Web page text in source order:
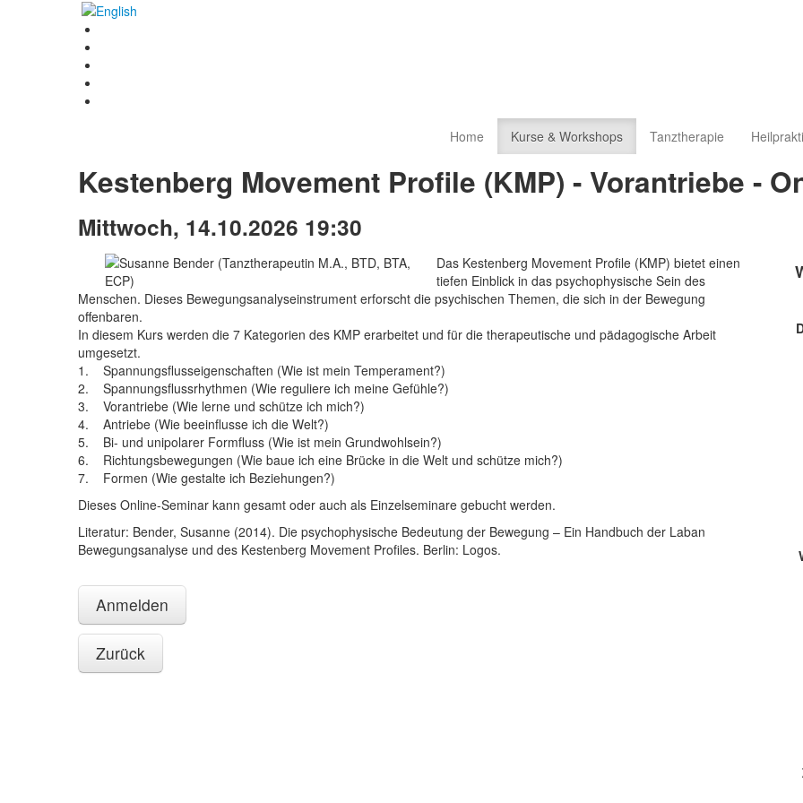
Home Kurse & Workshops Tanztherapie
Kestenberg Movement Profile (KMP) - Vorantriebe -
Mittwoch, 14.10.2026 19:30
Das Kestenberg Movement Profile (KMP) bietet einen
tiefen Einblick in das psychophysische Sein des
Menschen. Dieses Bewegungsanalyseinstrument erforscht die psychischen Themen, die sich in der Bewegung
offenbaren.
In diesem Kurs werden die 7 Kategorien des KMP erarbeitet und für die therapeutische und pädagogische Arbeit
umgesetzt.
1. Spannungsflusseigenschaften (Wie ist mein Temperament?)
2. Spannungsflussrhythmen (Wie reguliere ich meine Gefühle?)
3. Vorantriebe (Wie lerne und schütze ich mich?)
4. Antriebe (Wie beeinflusse ich die Welt?)
5. Bi- und unipolarer Formfluss (Wie ist mein Grundwohlsein?)
6. Richtungsbewegungen (Wie baue ich eine Brücke in die Welt und schütze mich?)
7. Formen (Wie gestalte ich Beziehungen?)
Dieses Online-Seminar kann gesamt oder auch als Einzelseminare gebucht werden.
Literatur: Bender, Susanne (2014). Die psychophysische Bedeutung der Bewegung – Ein Handbuch der Laban
Bewegungsanalyse und des Kestenberg Movement Profiles. Berlin: Logos.
Anmelden
Zurück